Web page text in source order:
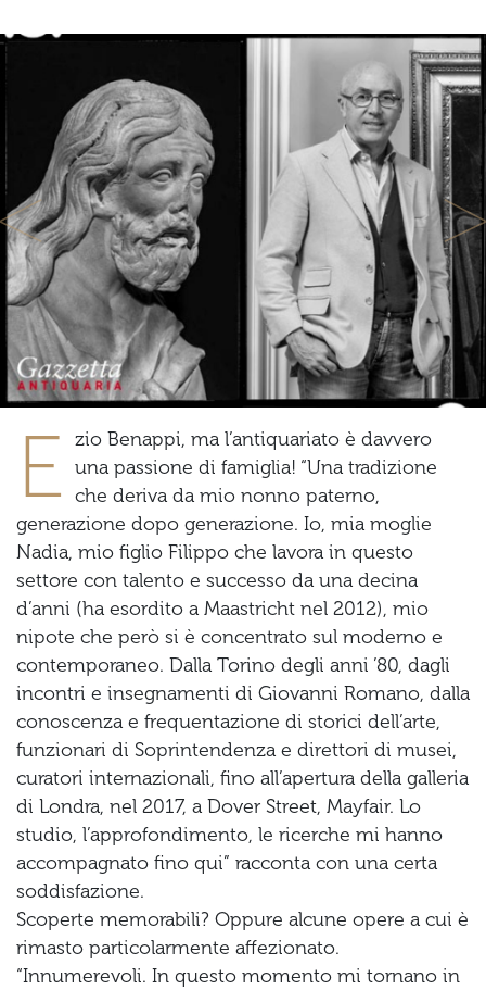
Previous
E zio Benappi, ma l’antiquariato è davvero
una passione di famiglia! “Una tradizione
che deriva da mio nonno paterno,
generazione dopo generazione. Io, mia moglie
Nadia, mio figlio Filippo che lavora in questo
settore con talento e successo da una decina
d’anni (ha esordito a Maastricht nel 2012), mio
nipote che però si è concentrato sul moderno e
contemporaneo. Dalla Torino degli anni ’80, dagli
incontri e insegnamenti di Giovanni Romano, dalla
conoscenza e frequentazione di storici dell’arte,
funzionari di Soprintendenza e direttori di musei,
curatori internazionali, fino all’apertura della galleria
di Londra, nel 2017, a Dover Street, Mayfair. Lo
studio, l’approfondimento, le ricerche mi hanno
accompagnato fino qui” racconta con una certa
soddisfazione.
Scoperte memorabili? Oppure alcune opere a cui è
rimasto particolarmente affezionato.
“Innumerevoli. In questo momento mi tornano in